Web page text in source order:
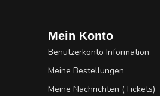
Mein Konto
Benutzerkonto Information
Meine Bestellungen
Meine Nachrichten (Tickets)